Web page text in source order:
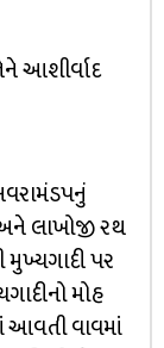
આશીર્વાદ
લાખોજી રથ
મુખ્યગાદી પર
મોહ
આવતી વાવમાં